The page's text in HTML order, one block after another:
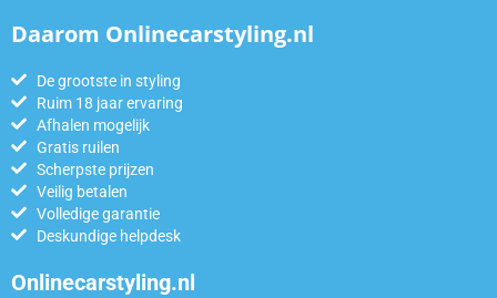
Daarom Onlinecarstyling.nl
De grootste in styling
Ruim 18 jaar ervaring
Afhalen mogelijk
Gratis ruilen
Scherpste prijzen
Veilig betalen
Volledige garantie
Deskundige helpdesk
Onlinecarstyling.nl